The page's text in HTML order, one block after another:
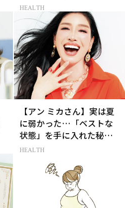
HEALTH
【アン ミカさん】実は夏
に弱かった…「ベストな
状態」を手に入れた秘訣
とは？
HEALTH